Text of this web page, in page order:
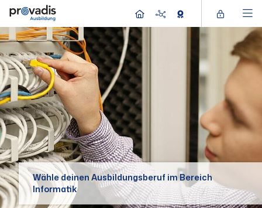
Wähle deinen Ausbildungsberuf im Bereich
Informatik